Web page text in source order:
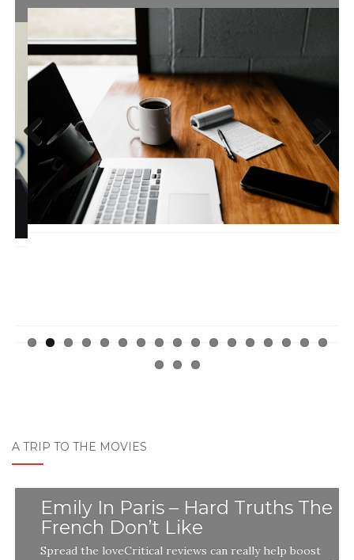
Previ
ous
Next
A TRIP TO THE MOVIES
Emily In Paris – Hard Truths The
French Don’t Like
Spread the loveCritical reviews can really help boost